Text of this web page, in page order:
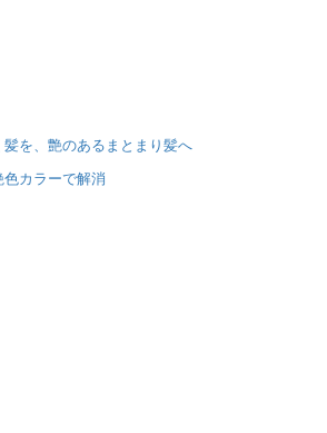
を、艶のあるまとまり髪へ
カラーで解消